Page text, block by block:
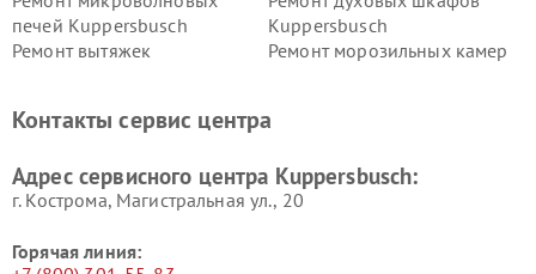
печей Kuppersbusch
Kuppersbusch
Ремонт вытяжек
Ремонт морозильных камер
Kuppersbusch
вакуумных упаковщиков
Ремонт сушильных машин Kuppersbusch
Контакты сервис центра
Адрес сервисного центра Kuppersbusch:
г. Кострома, Магистральная ул., 20
Горячая линия: